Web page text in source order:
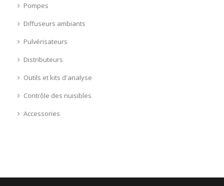
Pompes
Diffuseurs ambiants
Pulvérisateurs
Distributeurs
Outils et kits d'analyse
Contrôle des nuisibles
Accessories